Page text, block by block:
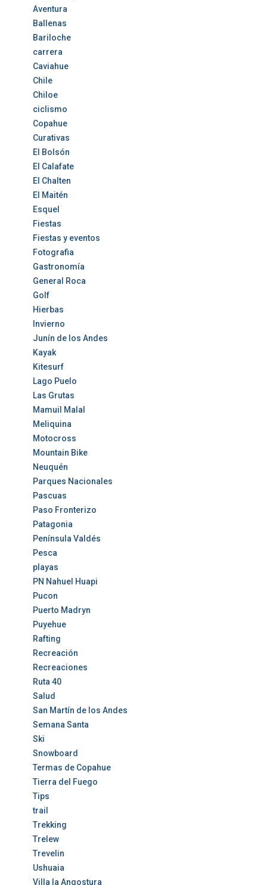
Aventura
Ballenas
Bariloche
carrera
Caviahue
Chile
Chiloe
ciclismo
Copahue
Curativas
El Bolsón
El Calafate
El Chalten
El Maitén
Esquel
Fiestas
Fiestas y eventos
Fotografia
Gastronomía
General Roca
Golf
Hierbas
Invierno
Junín de los Andes
Kayak
Kitesurf
Lago Puelo
Las Grutas
Mamuil Malal
Meliquina
Motocross
Mountain Bike
Neuquén
Parques Nacionales
Pascuas
Paso Fronterizo
Patagonia
Península Valdés
Pesca
playas
PN Nahuel Huapi
Pucon
Puerto Madryn
Puyehue
Rafting
Recreación
Recreaciones
Ruta 40
Salud
San Martín de los Andes
Semana Santa
Ski
Snowboard
Termas de Copahue
Tierra del Fuego
Tips
trail
Trekking
Trelew
Trevelin
Ushuaia
Villa la Angostura